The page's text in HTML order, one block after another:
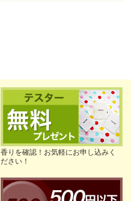
香りを確認！お気軽にお申し込みく
ださい！